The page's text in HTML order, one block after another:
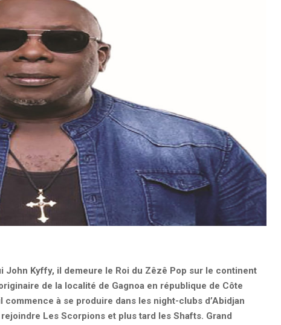
John Kyffy, il demeure le Roi du Zêzê Pop sur le continent
de la localité de Gagnoa en république de Côte
commence à se produire dans les night-clubs d’Abidjan
rejoindre Les Scorpions et plus tard les Shafts. Grand